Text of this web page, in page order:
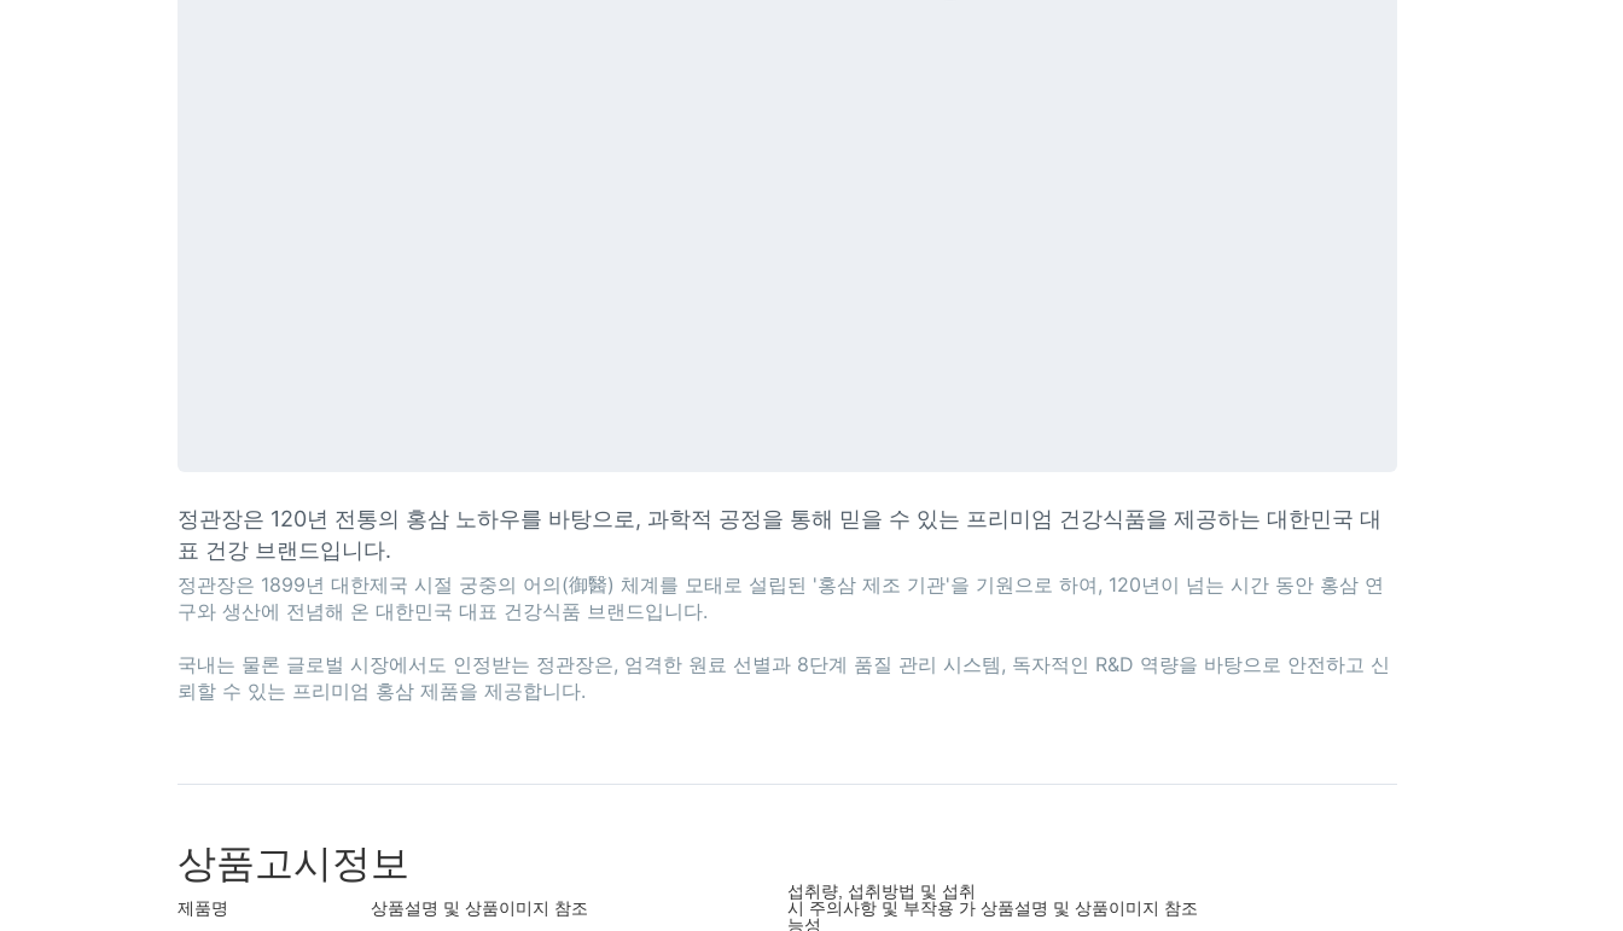
정관장은 120년 전통의 홍삼 노하우를 바탕으로, 과학적 공정을 통해 믿을 수 있는 프리미엄 건강식품을 제공하는 대한민국 대
표 건강 브랜드입니다.
정관장은 1899년 대한제국 시절 궁중의 어의(御醫) 체계를 모태로 설립된 '홍삼 제조 기관'을 기원으로 하여, 120년이 넘는 시간 동안 홍삼 연
구와 생산에 전념해 온 대한민국 대표 건강식품 브랜드입니다.
국내는 물론 글로벌 시장에서도 인정받는 정관장은, 엄격한 원료 선별과 8단계 품질 관리 시스템, 독자적인 R&D 역량을 바탕으로 안전하고 신
뢰할 수 있는 프리미엄 홍삼 제품을 제공합니다.
상품고시정보
제품명 상품설명 및 상품이미지 참조
섭취량, 섭취방법 및 섭취
시 주의사항 및 부작용 가
능성
상품설명 및 상품이미지 참조